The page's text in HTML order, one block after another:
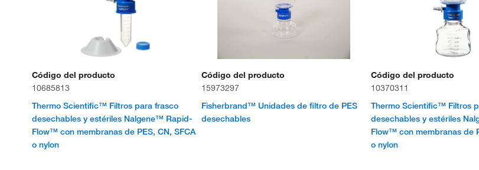
Código del producto
10685813
Thermo Scientific™ Filtros para frasco
desechables y estériles Nalgene™ Rapid-
Flow™ con membranas de PES, CN, SFCA
o nylon
Código del producto
15973297
Fisherbrand™ Unidades de filtro de PES
desechables
Código del producto
10370311
Thermo Scientific™ Filtros
desechables y estériles
Flow™ con membranas de
o nylon